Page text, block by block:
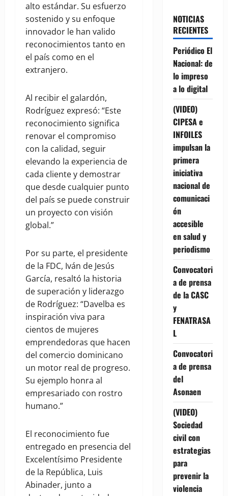
alto estándar. Su esfuerzo
sostenido y su enfoque
innovador le han valido
reconocimientos tanto en
el país como en el
extranjero.
Al recibir el galardón,
Rodríguez expresó: “Este
reconocimiento significa
renovar el compromiso
con la calidad, seguir
elevando la experiencia de
cada cliente y demostrar
que desde cualquier punto
del país se puede construir
un proyecto con visión
global.”
Por su parte, el presidente
de la FDC, Iván de Jesús
García, resaltó la historia
de superación y liderazgo
de Rodríguez: “Davelba es
inspiración viva para
cientos de mujeres
emprendedoras que hacen
del comercio dominicano
un motor real de progreso.
Su ejemplo honra al
empresariado con rostro
humano.”
El reconocimiento fue
entregado en presencia del
Excelentísimo Presidente
de la República, Luis
Abinader, junto a
NOTICIAS
RECIENTES
Periódico El
Nacional: de
lo impreso
a lo digital
(VIDEO)
CIPESA e
INFOILES
impulsan la
primera
iniciativa
nacional de
comunicaci
ón
accesible
en salud y
periodismo
Convocatori
a de prensa
de la CASC
y
FENATRASA
L
Convocatori
a de prensa
del
Asonaen
(VIDEO)
Sociedad
civil con
estrategias
para
prevenir la
violencia